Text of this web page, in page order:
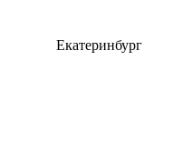
Екатеринбург